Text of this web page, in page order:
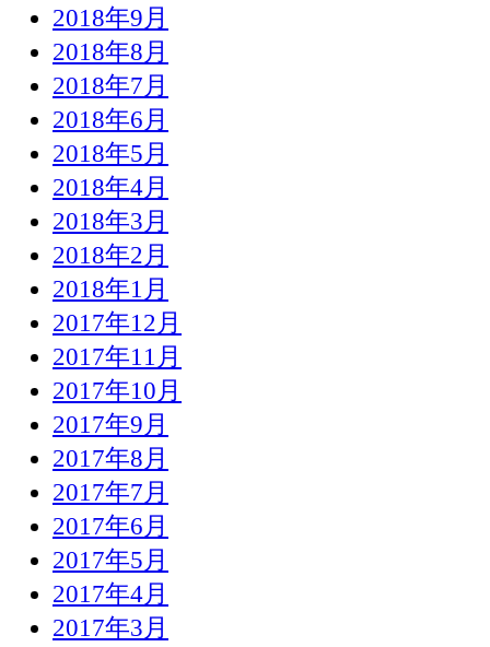
2018年9月
2018年8月
2018年7月
2018年6月
2018年5月
2018年4月
2018年3月
2018年2月
2018年1月
2017年12月
2017年11月
2017年10月
2017年9月
2017年8月
2017年7月
2017年6月
2017年5月
2017年4月
2017年3月